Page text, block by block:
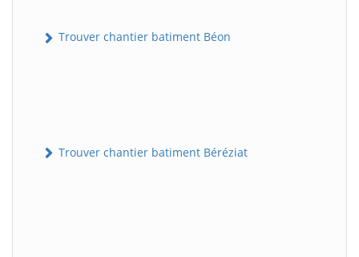
Trouver chantier batiment Béon
Trouver chantier batiment Béréziat